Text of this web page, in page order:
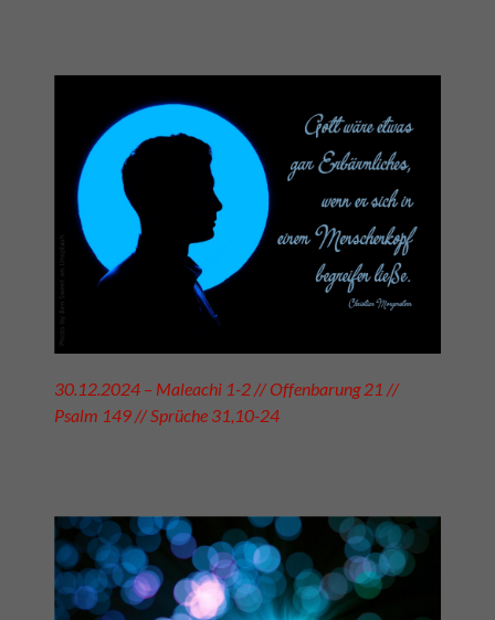
30.12.2024 – Maleachi 1-2 // Offenbarung 21 //
Psalm 149 // Sprüche 31,10-24